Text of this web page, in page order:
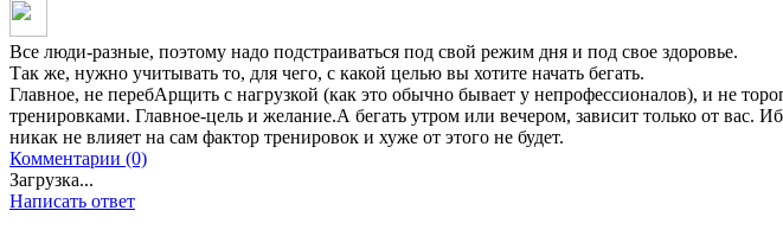
Все люди-разные, поэтому надо подстраиваться под свой режим дня и под свое здоровье.
Так же, нужно учитывать то, для чего, с какой целью вы хотите начать бегать.
Главное, не перебАрщить с нагрузкой (как это обычно бывает у непрофессионалов), и не
тренировками. Главное-цель и желание.А бегать утром или вечером, зависит только от вас.
никак не влияет на сам фактор тренировок и хуже от этого не будет.
Комментарии (0)
Загрузка...
Написать ответ